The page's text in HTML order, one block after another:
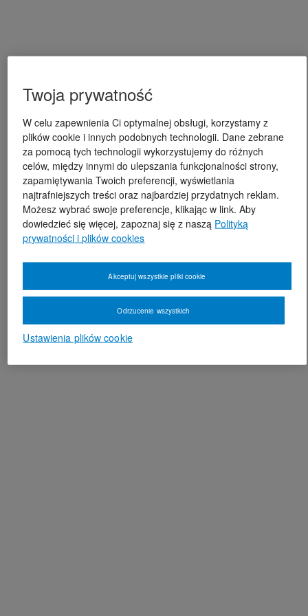
Twoja prywatność
W celu zapewnienia Ci optymalnej obsługi, korzystamy z
plików cookie i innych podobnych technologii. Dane zebrane
za pomocą tych technologii wykorzystujemy do różnych
celów, między innymi do ulepszania funkcjonalności strony,
zapamiętywania Twoich preferencji, wyświetlania
najtrafniejszych treści oraz najbardziej przydatnych reklam.
Możesz wybrać swoje preferencje, klikając w link. Aby
dowiedzieć się więcej, zapoznaj się z naszą Polityką
prywatności i plików cookies
Ustawienia plików cookie
Odrzucenie wszystkich
Akceptuj wszystkie pliki cookie